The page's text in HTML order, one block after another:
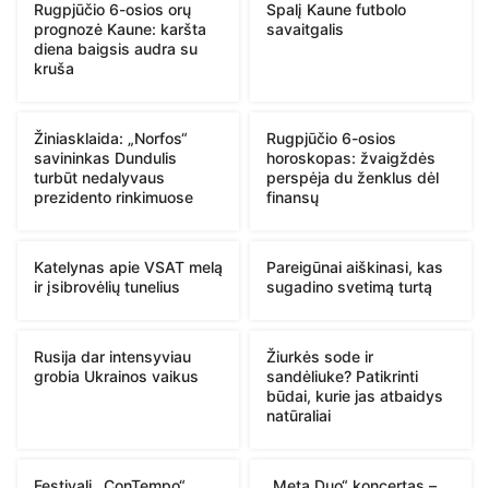
Rugpjūčio 6-osios orų
prognozė Kaune: karšta
diena baigsis audra su
kruša
Spalį Kaune futbolo
savaitgalis
Žiniasklaida: „Norfos“
savininkas Dundulis
turbūt nedalyvaus
prezidento rinkimuose
Rugpjūčio 6-osios
horoskopas: žvaigždės
perspėja du ženklus dėl
finansų
Katelynas apie VSAT melą
ir įsibrovėlių tunelius
Pareigūnai aiškinasi, kas
sugadino svetimą turtą
Rusija dar intensyviau
grobia Ukrainos vaikus
Žiurkės sode ir
sandėliuke? Patikrinti
būdai, kurie jas atbaidys
natūraliai